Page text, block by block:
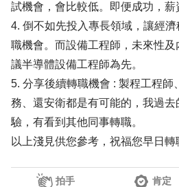
試機會，會比較低。即便成功，薪
4. 倒不如先投入專長領域，讓經
職機會。而設備工程師，未來性
議半導體設備工程師為先。
5. 分享後續轉職機會 : 製程工程師
務、還安衛都是有可能的，我過
驗，有看到其他同事轉職。
以上淺見供您參考，祝福您早日轉
拍手 肯定